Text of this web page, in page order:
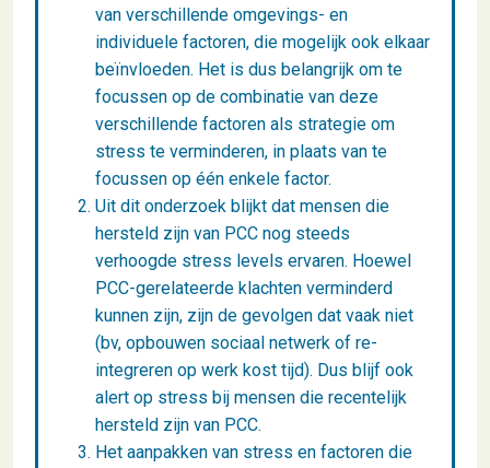
van verschillende omgevings- en
individuele factoren, die mogelijk ook elkaar
beïnvloeden. Het is dus belangrijk om te
focussen op de combinatie van deze
verschillende factoren als strategie om
stress te verminderen, in plaats van te
focussen op één enkele factor.
Uit dit onderzoek blijkt dat mensen die
hersteld zijn van PCC nog steeds
verhoogde stress levels ervaren. Hoewel
PCC-gerelateerde klachten verminderd
kunnen zijn, zijn de gevolgen dat vaak niet
(bv, opbouwen sociaal netwerk of re-
integreren op werk kost tijd). Dus blijf ook
alert op stress bij mensen die recentelijk
hersteld zijn van PCC.
Het aanpakken van stress en factoren die